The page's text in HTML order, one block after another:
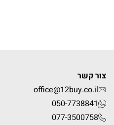
צור קשר
office@12buy.co.il
050-7738841
077-3500758